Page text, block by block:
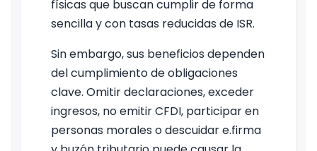
físicas que buscan cumplir de forma
sencilla y con tasas reducidas de ISR.
Sin embargo, sus beneficios dependen
del cumplimiento de obligaciones
clave. Omitir declaraciones, exceder
ingresos, no emitir CFDI, participar en
personas morales o descuidar e.firma